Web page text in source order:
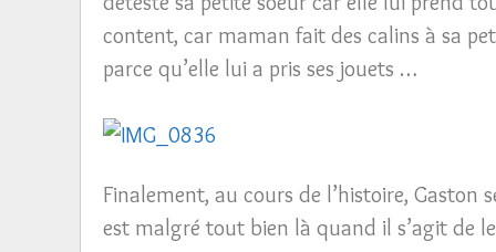
content, car maman fait des calins à sa
parce qu’elle lui a pris ses jouets …
Finalement, au cours de l’histoire,
est malgré tout bien là quand il s’agit de